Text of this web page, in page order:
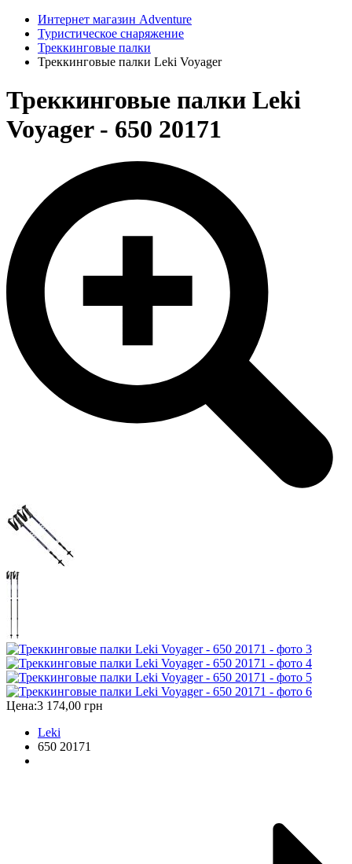
Интернет магазин Adventure
Туристическое снаряжение
Треккинговые палки
Треккинговые палки Leki Voyager
Треккинговые палки Leki
Voyager - 650 20171
Цена:3 174,00 грн
Leki
650 20171